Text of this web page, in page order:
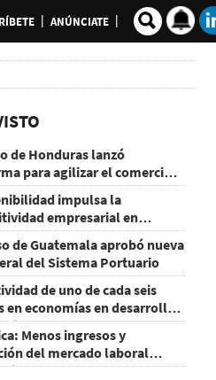
ANÚNCIATE
de Honduras lanzó
para agilizar el comercio
impulsa la
empresarial en
de Guatemala aprobó nueva
del Sistema Portuario
de uno de cada seis
en economías en desarrollo
por la IA
Menos ingresos y
del mercado laboral
del consumo